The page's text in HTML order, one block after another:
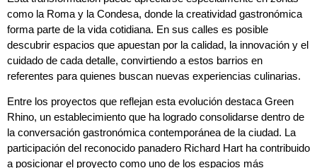
como la Roma y la Condesa, donde la creatividad gastronómica
forma parte de la vida cotidiana. En sus calles es posible
descubrir espacios que apuestan por la calidad, la innovación y el
cuidado de cada detalle, convirtiendo a estos barrios en
referentes para quienes buscan nuevas experiencias culinarias.
Entre los proyectos que reflejan esta evolución destaca Green
Rhino, un establecimiento que ha logrado consolidarse dentro de
la conversación gastronómica contemporánea de la ciudad. La
participación del reconocido panadero Richard Hart ha contribuido
a posicionar el proyecto como uno de los espacios más